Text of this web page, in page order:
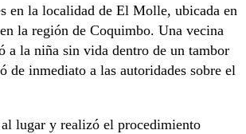
en la localidad de El Molle, ubicada en
la región de Coquimbo. Una vecina
a la niña sin vida dentro de un tambor
de inmediato a las autoridades sobre el
lugar y realizó el procedimiento